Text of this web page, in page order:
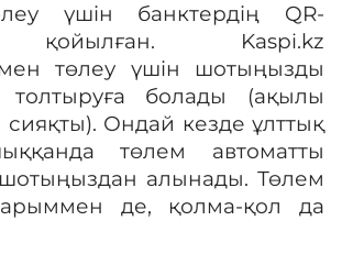
үшін банктердің QR-
қойылған. Kaspi.kz
төлеу үшін шотыңызды
болады (ақылы
Ондай кезде ұлттық
төлем автоматты
алынады. Төлем
де, қолма-қол да